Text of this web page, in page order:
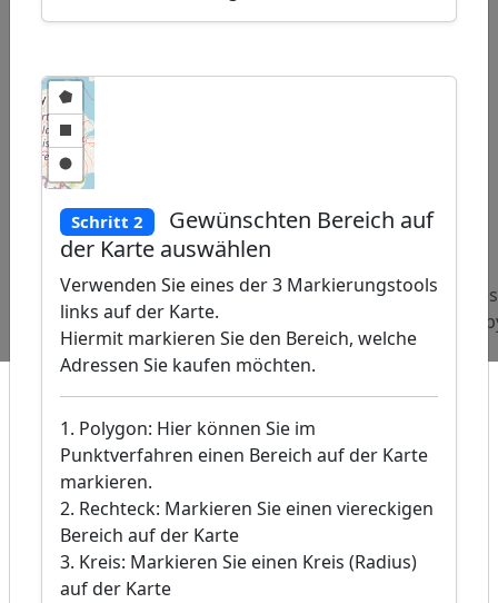
Beliebte
Abfragen:
Adressen
Drechsler
Adressen
Schritt 2
Gewünschten Bereich auf
der Karte auswählen
Verwenden Sie eines der 3 Markierungstools
links auf der Karte.
Hiermit markieren Sie den Bereich, welche
Adressen Sie kaufen möchten.
1. Polygon: Hier können Sie im
Punktverfahren einen Bereich auf der Karte
markieren.
2. Rechteck: Markieren Sie einen viereckigen
Bereich auf der Karte
3. Kreis: Markieren Sie einen Kreis (Radius)
auf der Karte